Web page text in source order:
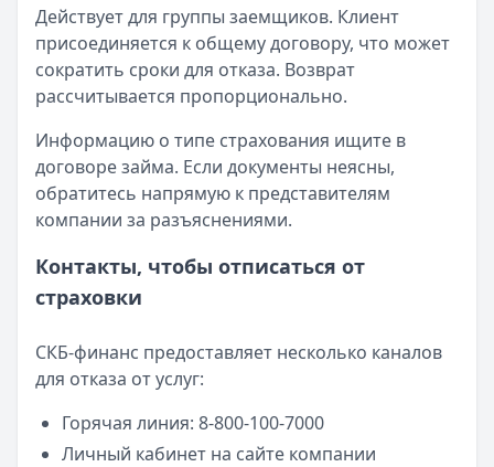
Действует для группы заемщиков. Клиент
присоединяется к общему договору, что может
сократить сроки для отказа. Возврат
рассчитывается пропорционально.
Информацию о типе страхования ищите в
договоре займа. Если документы неясны,
обратитесь напрямую к представителям
компании за разъяснениями.
Контакты, чтобы отписаться от
страховки
СКБ-финанс предоставляет несколько каналов
для отказа от услуг:
Горячая линия: 8-800-100-7000
Личный кабинет на сайте компании